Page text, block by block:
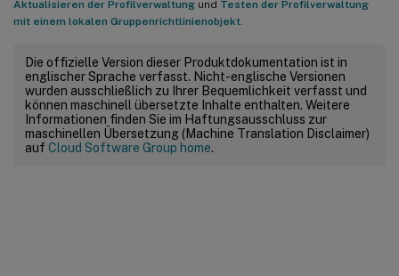
Aktualisieren der Profilverwaltung und Testen der Profilverwaltung
mit einem lokalen Gruppenrichtlinienobjekt
Die offizielle Version dieser Produktdokumentation ist in
englischer Sprache verfasst. Nicht-englische Versionen
wurden ausschließlich zu Ihrer Bequemlichkeit verfasst und
können maschinell übersetzte Inhalte enthalten. Weitere
Informationen finden Sie im Haftungsausschluss zur
maschinellen Übersetzung (Machine Translation Disclaimer)
auf Cloud Software Group home.